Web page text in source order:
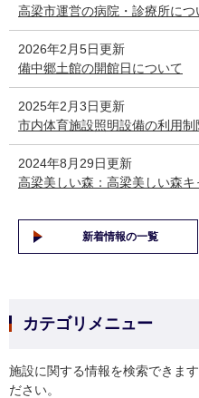
高梁市運営の病院・診療所につ
2026年2月5日更新
備中郷土館の開館日について
2025年2月3日更新
市内体育施設照明設備の利用
2024年8月29日更新
高梁美しい森：高梁美しい森キ
新着情報の一覧
カテゴリメニュー
施設に関する情報を検索できま
ださい。